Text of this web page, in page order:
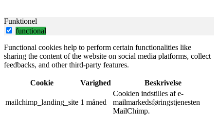
Funktionel
functional
Functional cookies help to perform certain functionalities like
sharing the content of the website on social media platforms, collect
feedbacks, and other third-party features.
Cookie Varighed Beskrivelse
mailchimp_landing_site 1 måned
Cookien indstilles af e-
mailmarkedsføringstjenesten
MailChimp.